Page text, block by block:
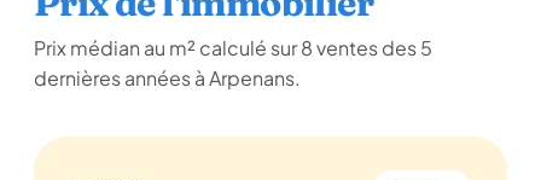
Prix médian au m² calculé sur 8 ventes des 5
dernières années à Arpenans.